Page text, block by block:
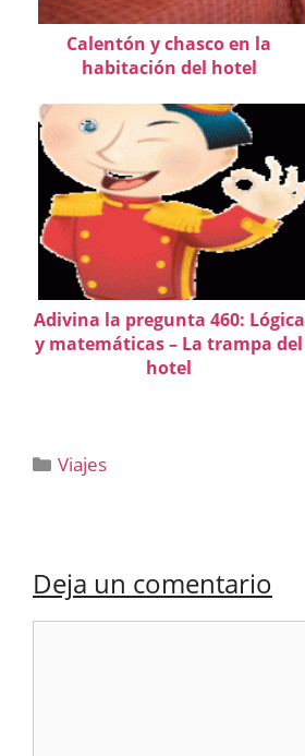
Calentón y chasco en la
habitación del hotel
Adivina la pregunta 460: Lógica
y matemáticas – La trampa del
hotel
Categorías
Viajes
Deja un comentario